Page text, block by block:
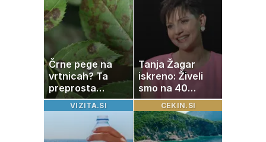
Italijo
Črne pege na
vrtnicah? Ta
preprosta
sestavina
pomaga
preprečiti
Tanja Žagar
iskreno: Živeli
smo na 40
kvadratih, a
imela sem vse,
kar otrok
potrebuje
VIZITA.SI CEKIN.SI